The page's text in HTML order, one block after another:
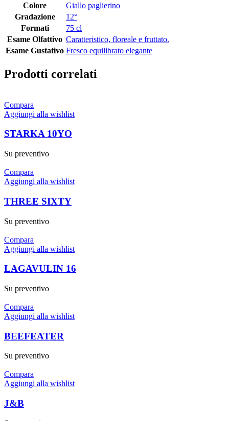
Colore
Giallo paglierino
Gradazione
12°
Formati
75 cl
Esame Olfattivo Caratteristico, floreale e fruttato.
Esame Gustativo Fresco equilibrato elegante
Prodotti correlati
Compara
Aggiungi alla wishlist
STARKA 10YO
Su preventivo
Compara
Aggiungi alla wishlist
THREE SIXTY
Su preventivo
Compara
Aggiungi alla wishlist
LAGAVULIN 16
Su preventivo
Compara
Aggiungi alla wishlist
BEEFEATER
Su preventivo
Compara
Aggiungi alla wishlist
J&B